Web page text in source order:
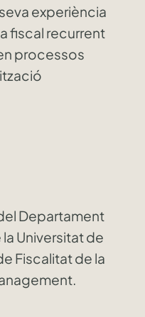
experiència
fiscal recurrent
processos
Departament
Universitat de
Fiscalitat de la